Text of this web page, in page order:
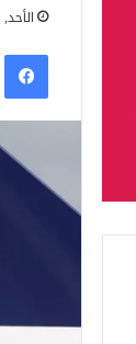
الأحد, 3 يوليو, 2022